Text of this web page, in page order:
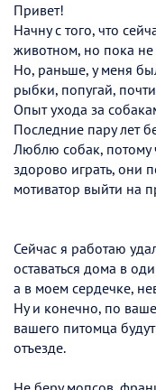
Привет!
Начну с того, что
животном, но пока
Но, раньше, у меня
рыбки, попугай,
Опыт ухода за
Последние пару лет
Люблю собак, потому
здорово играть, они
мотиватор выйти на
Сейчас я работаю
оставаться дома в
а в моем сердечке,
Ну и конечно, по
вашего питомца
отъезде.